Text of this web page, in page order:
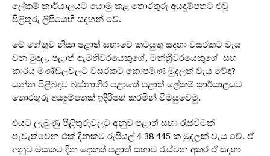
ලේකම් කාර්යාලයට යොමු කළ තොරතුරු අයදුම්පතට එවූ
පිළිතුරු ලිපියෙහි සදහන් වේ.
මේ හේතුව නිසා පළාත් සභාවේ කටයුතු සදහා වසරකට වැය
වන මුදල, පළාත් ඇමතිවරයෙකුගේ, මන්ත්‍රීවරයෙකුගේ සහ
කාර්ය මණ්ඩලවලට වසරකට කොපමණ මුදලක් වැය වේද?
යන්න පිළිබදව බස්නාහිර පළාතේ පළාත් ලේකම් කාර්යාලයට
තොරතුරු අයදුම්පතක් ඉදිරිපත් කරමින් විමසුවෙමු.
එයට ලැබුණු පිළිතුරුවලට අනුව පළාත් සභා රැස්වීමක්
පැවැත්වෙන එක් දිනකට රුපියල් 4 38 445 ක මුදලක් වැය වේ. ඒ
අනුව මසකට දින දෙකක් පළාත් සභාව රැස්වන අතර ඒ සදහා